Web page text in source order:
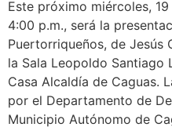
Este próximo miércoles,
4:00 p.m., será la
Puertorriqueños, de Jesús
la Sala Leopoldo Santiago
Casa Alcaldía de Caguas.
por el Departamento de
Municipio Autónomo de